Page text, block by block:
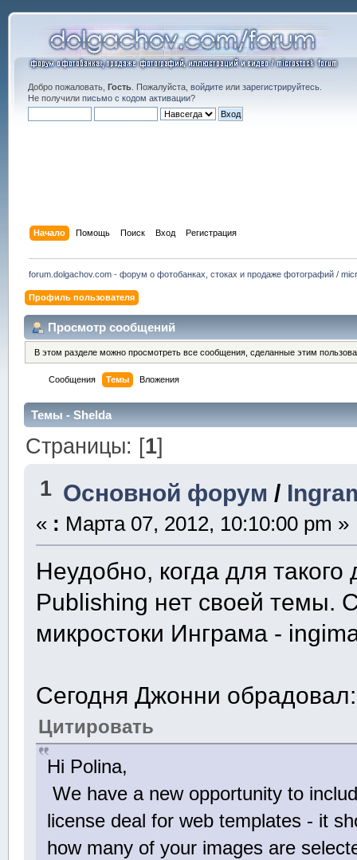
Добро пожаловать, Гость. Пожалуйста, войдитеили зарегистрируйтесь.
Не получили письмо с кодом активации?
Начало Помощь Поиск Вход Регистрация
forum.dolgachov.com - форум о фотобанках, стоках и продаже фотографий /
Профиль пользователя
Просмотр сообщений
В этом разделе можно просмотреть все сообщения, сделанные этим
Сообщения Темы Вложения
Темы - Shelda
Страницы: [1]
1 Основной форум /
« : Марта 07, 2012, 10:10:00 pm »
Неудобно, когда для
Publishing нет своей темы.
микростоки Инграма -
Сегодня Джонни обрадовал:
Цитировать
Hi Polina,
We have a new opportunity to
license deal for web templates - it
how many of your images are